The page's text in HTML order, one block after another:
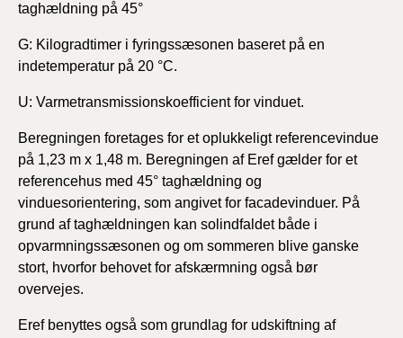
taghældning på 45°
G: Kilogradtimer i fyringssæsonen baseret på en
indetemperatur på 20 °C.
U: Varmetransmissionskoefficient for vinduet.
Beregningen foretages for et oplukkeligt referencevindue
på 1,23 m x 1,48 m. Beregningen af Eref gælder for et
referencehus med 45° taghældning og
vinduesorientering, som angivet for facadevinduer. På
grund af taghældningen kan solindfaldet både i
opvarmningssæsonen og om sommeren blive ganske
stort, hvorfor behovet for afskærmning også bør
overvejes.
Eref benyttes også som grundlag for udskiftning af